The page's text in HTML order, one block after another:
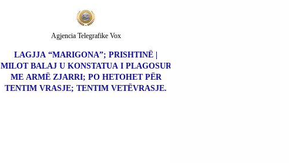
LAGJJA “MARIGONA”; PRISHTINË |
MILOT BALAJ U KONSTATUA I PLAGOSUR
ME ARMË ZJARRI; PO HETOHET PËR
TENTIM VRASJE; TENTIM VETËVRASJE.
Agjencia Telegrafike Vox